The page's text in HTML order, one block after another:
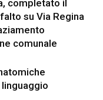
completato il
su Via Regina
comunale